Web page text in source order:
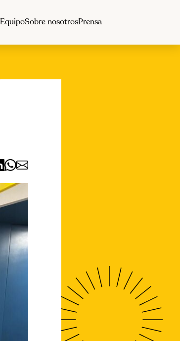
EquipoSobre nosotrosPrensa